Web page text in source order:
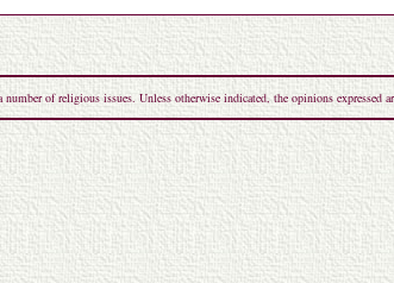
of religious issues. Unless otherwise indicated, the opinions